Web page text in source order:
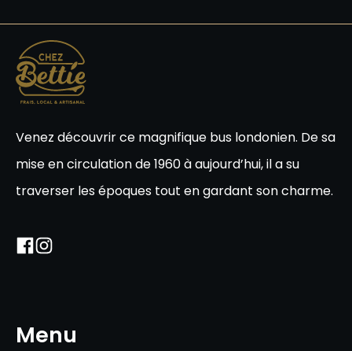
Venez découvrir ce magnifique bus londonien. De sa
mise en circulation de 1960 à aujourd’hui, il a su
traverser les époques tout en gardant son charme.
Menu